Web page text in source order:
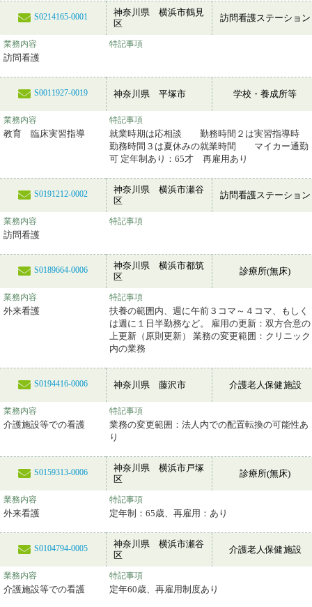
S0214165-0001
神奈川県 横浜市鶴見
区
訪問看護ステーション
業務内容
訪問看護
特記事項
S0011927-0019 神奈川県 平塚市 学校・養成所等
業務内容
教育 臨床実習指導
特記事項
就業時期は応相談 勤務時間２は実習指導時
勤務時間３は夏休みの就業時間 マイカー通勤
可 定年制あり：65才 再雇用あり
S0191212-0002
神奈川県 横浜市瀬谷
区
訪問看護ステーション
業務内容
訪問看護
特記事項
S0189664-0006
神奈川県 横浜市都筑
区
診療所(無床)
業務内容
外来看護
特記事項
扶養の範囲内、週に午前３コマ～４コマ、もしく
は週に１日半勤務など。 雇用の更新：双方合意の
上更新（原則更新） 業務の変更範囲：クリニック
内の業務
S0194416-0006 神奈川県 藤沢市 介護老人保健施設
業務内容
介護施設等での看護
特記事項
業務の変更範囲：法人内での配置転換の可能性あ
り
S0159313-0006
神奈川県 横浜市戸塚
区
診療所(無床)
業務内容
外来看護
特記事項
定年制：65歳、再雇用：あり
S0104794-0005
神奈川県 横浜市瀬谷
区
介護老人保健施設
業務内容
介護施設等での看護
特記事項
定年60歳、再雇用制度あり